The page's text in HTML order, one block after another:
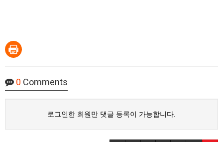
0 Comments
로그인한 회원만 댓글 등록이 가능합니다.